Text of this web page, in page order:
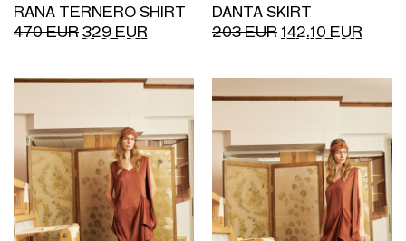
RANA TERNERO SHIRT
470EUR329 EUR
DANTA SKIRT
203EUR 142.10 EUR